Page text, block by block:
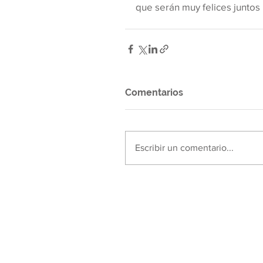
que serán muy felices juntos
Comentarios
Escribir un comentario...